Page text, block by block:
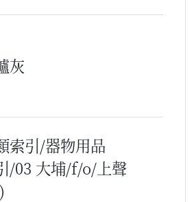
灰
索引/器物用品
/03 大埔/f/o/上聲